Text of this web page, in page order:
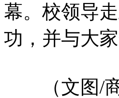
幕。校领导
功，并与大家
（文图/商